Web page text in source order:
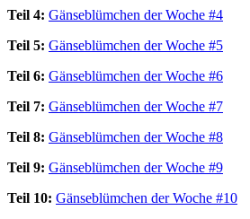
Teil 4: Gänseblümchen der Woche #4
Teil 5: Gänseblümchen der Woche #5
Teil 6: Gänseblümchen der Woche #6
Teil 7: Gänseblümchen der Woche #7
Teil 8: Gänseblümchen der Woche #8
Teil 9: Gänseblümchen der Woche #9
Teil 10: Gänseblümchen der Woche #10